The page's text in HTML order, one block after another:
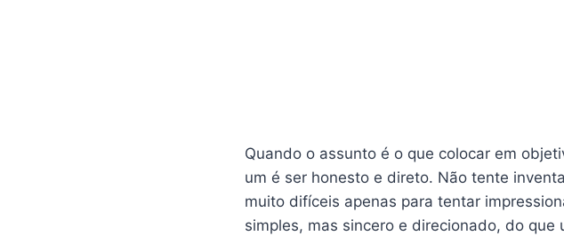
Quando o assunto é o que colocar em
um é ser honesto e direto. Não tente
muito difíceis apenas para tentar
simples, mas sincero e direcionado, do